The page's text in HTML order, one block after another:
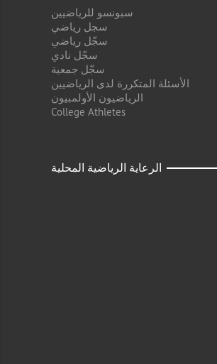
سبونسو للرياضيين
سجل رياضي
سجّل رياضي
سجّل نادي
سجّل جمعية
الأسئلة المتكررة لدى الرياضيين
الرياضيون الأولمبيون
College Athletes
الرعاية الرياضية المحلية